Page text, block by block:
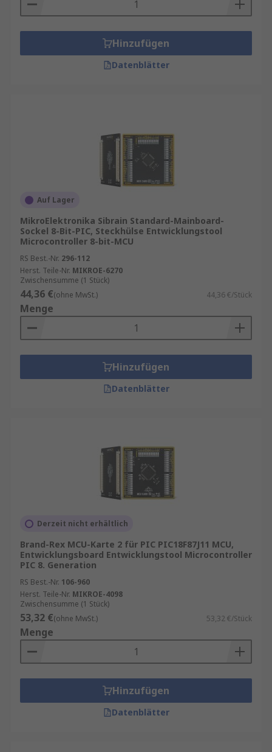
Hinzufügen
Datenblätter
Auf Lager
MikroElektronika Sibrain Standard-Mainboard-
Sockel 8-Bit-PIC, Steckhülse Entwicklungstool
Microcontroller 8-bit-MCU
RS Best.-Nr. 296-112
Herst. Teile-Nr. MIKROE-6270
Zwischensumme (1 Stück)
44,36 €(ohne MwSt.) 44,36 €/Stück
Menge
Hinzufügen
Datenblätter
Derzeit nicht erhältlich
Brand-Rex MCU-Karte 2 für PIC PIC18F87J11 MCU,
Entwicklungsboard Entwicklungstool Microcontroller
PIC 8. Generation
RS Best.-Nr. 106-960
Herst. Teile-Nr. MIKROE-4098
Zwischensumme (1 Stück)
53,32 €(ohne MwSt.) 53,32 €/Stück
Menge
Hinzufügen
Datenblätter